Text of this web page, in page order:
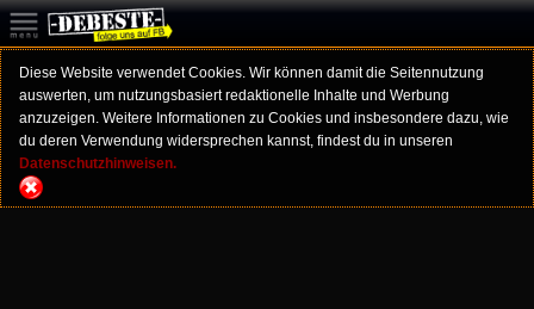
Diese Website verwendet Cookies. Wir können damit die Seitennutzung
auswerten, um nutzungsbasiert redaktionelle Inhalte und Werbung
anzuzeigen. Weitere Informationen zu Cookies und insbesondere dazu, wie
du deren Verwendung widersprechen kannst, findest du in unseren
Datenschutzhinweisen.